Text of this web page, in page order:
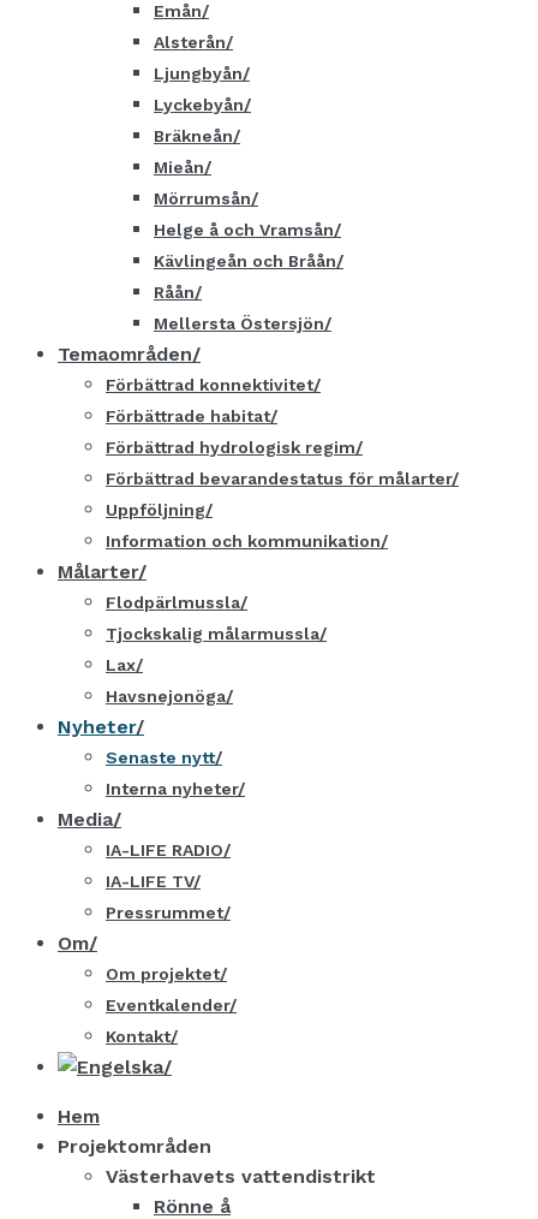
Emån
Alsterån
Ljungbyån
Lyckebyån
Bräkneån
Mieån
Mörrumsån
Helge å och Vramsån
Kävlingeån och Bråån
Råån
Mellersta Östersjön
Temaområden
Förbättrad konnektivitet
Förbättrade habitat
Förbättrad hydrologisk regim
Förbättrad bevarandestatus för målarter
Uppföljning
Information och kommunikation
Målarter
Flodpärlmussla
Tjockskalig målarmussla
Lax
Havsnejonöga
Nyheter
Senaste nytt
Interna nyheter
Media
IA-LIFE RADIO
IA-LIFE TV
Pressrummet
Om
Om projektet
Eventkalender
Kontakt
Hem
Projektområden
Västerhavets vattendistrikt
Rönne å